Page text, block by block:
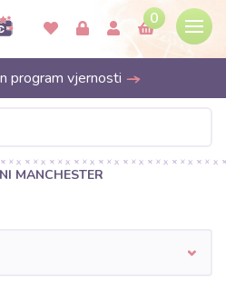
0
program vjernosti
MANCHESTER